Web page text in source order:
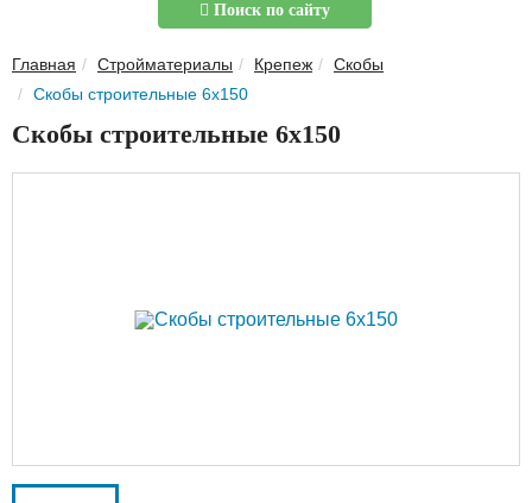
ЗВУКОИЗОЛЯЦИЯ
ТЕПЛОИЗОЛЯЦИЯ
Главная
Поиск по сайту
Главная Стройматериалы Крепеж
Скобы
Скобы строительные 6х150
Скобы строительные 6х150